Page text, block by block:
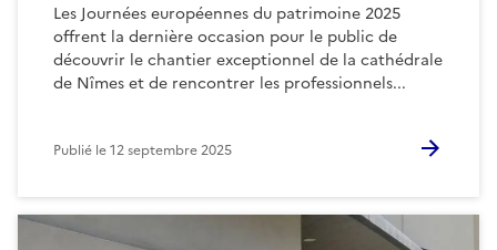
Les Journées européennes du patrimoine 2025
offrent la dernière occasion pour le public de
découvrir le chantier exceptionnel de la cathédrale
de Nîmes et de rencontrer les professionnels...
Publié le12 septembre 2025